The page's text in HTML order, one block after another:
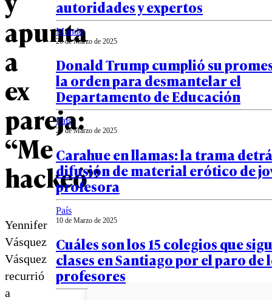
apunta
a
ex
pareja:
“Me
hackeó”
Yennifer
Vásquez
Vásquez
recurrió
a
autoridades y expertos
Mundo
20 de Marzo de 2025
Donald Trump cumplió su
la orden para desmantelar el
Departamento de Educación
País
20 de Marzo de 2025
Carahue en llamas: la trama
difusión de material erótico de
profesora
País
10 de Marzo de 2025
Cuáles son los 15 colegios que
clases en Santiago por el paro de
profesores